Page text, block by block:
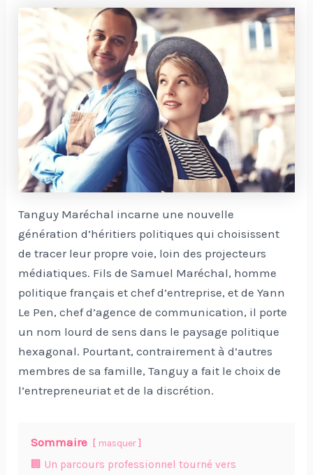
Tanguy Maréchal incarne une nouvelle
génération d’héritiers politiques qui choisissent
de tracer leur propre voie, loin des projecteurs
médiatiques. Fils de Samuel Maréchal, homme
politique français et chef d’entreprise, et de Yann
Le Pen, chef d’agence de communication, il porte
un nom lourd de sens dans le paysage politique
hexagonal. Pourtant, contrairement à d’autres
membres de sa famille, Tanguy a fait le choix de
l’entrepreneuriat et de la discrétion.
Sommaire masquer
🏢 Un parcours professionnel tourné vers